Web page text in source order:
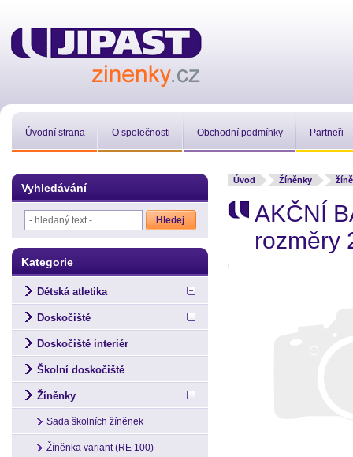
Úvodní strana O společnosti Obchodní podmínky Partneři
Úvod Žíněnky
AKČNÍ
rozměry
Vyhledávání
Kategorie
Dětská atletika
Doskočiště
Doskočiště interiér
Školní doskočiště
Žíněnky
Sada školních žíněnek
Žíněnka variant (RE 100)